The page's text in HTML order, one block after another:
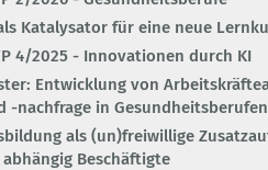
Katalysator für eine neue
4/2025 - Innovationen durch KI
Entwicklung von
-nachfrage in Gesundheitsberufen
als (un)freiwillige
Beschäftigte